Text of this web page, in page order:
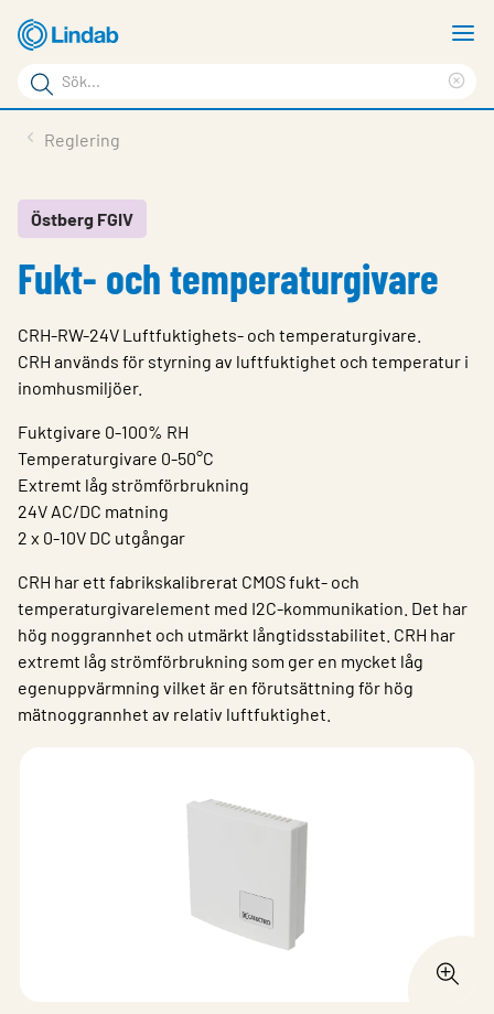
Hoppa
till
huvudinnehållet
Sökord
Sök
på
Service & Support
Hållbarhet
Kontakt
Choose languge
Sweden
Reglering
Östberg FGIV
Fukt- och temperaturgivare
CRH-RW-24V Luftfuktighets- och temperaturgivare.
CRH används för styrning av luftfuktighet och temperatur i
inomhusmiljöer.
Fuktgivare 0-100% RH
Temperaturgivare 0-50°C
Extremt låg strömförbrukning
24V AC/DC matning
2 x 0-10V DC utgångar
CRH har ett fabrikskalibrerat CMOS fukt- och
temperaturgivarelement med I2C-kommunikation. Det har
hög noggrannhet och utmärkt långtidsstabilitet. CRH har
extremt låg strömförbrukning som ger en mycket låg
egenuppvärmning vilket är en förutsättning för hög
mätnoggrannhet av relativ luftfuktighet.